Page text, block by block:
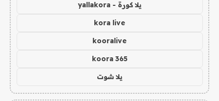
يلا كورة - yallakora
kora live
kooralive
koora 365
يلا شوت